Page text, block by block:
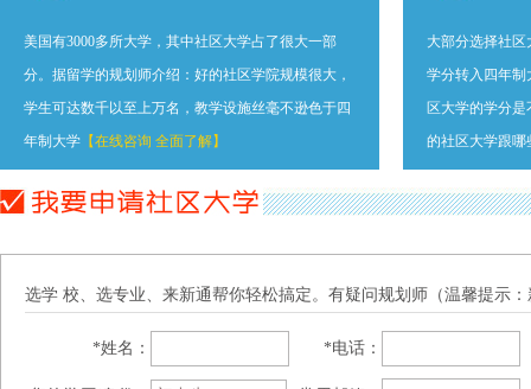
美国有3000多所大学，其中社区大学占了很大一部
分。据留学的规划师介绍：好的社区学院规模很大，
学生可达数千以至上万名，教学设施丝毫不逊色于四
年制大学 【在线咨询 全面了解】
大部分选择社
学分转入四年制
区大学的学分
的社区大学跟哪
选学 校、选专业、来新通帮你轻松搞定。有疑问规划师（温馨提示
*姓名： *电话：